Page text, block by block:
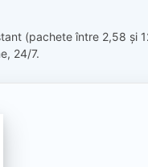
(pachete între 2,58
24/7.